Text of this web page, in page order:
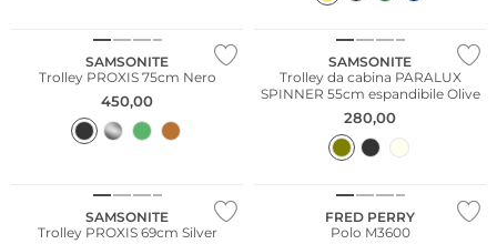
SAMSONITE
Trolley PROXIS 75cm Nero
450,00
SAMSONITE
Trolley da cabina PARALUX
SPINNER 55cm espandibile Olive
280,00
SAMSONITE
Trolley PROXIS 69cm Silver
FRED PERRY
Polo M3600